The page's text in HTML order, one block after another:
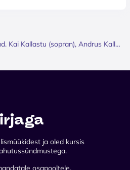
Viini klassikud. Kai Kallastu (sopran), Andrus Kallastu (klaver)
ja oled kursis
osapooltele.